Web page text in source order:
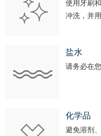
使用牙刷
冲洗，并
盐水
请务必在
化学品
避免溶剂